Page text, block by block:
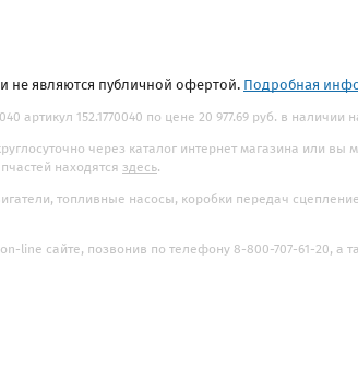
не являются публичной офертой. Подробная
артикул 152.1770040 по цене 20 977.69 руб. в наличии
через каталог интернет магазина или
находятся здесь.
топливные насосы, коробки передач
line сайте, позвонив по телефону 8-800-707-61-20, а